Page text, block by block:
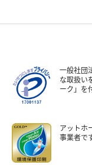
一般社団
な取扱い
ーク」を
アットホ
事業者です